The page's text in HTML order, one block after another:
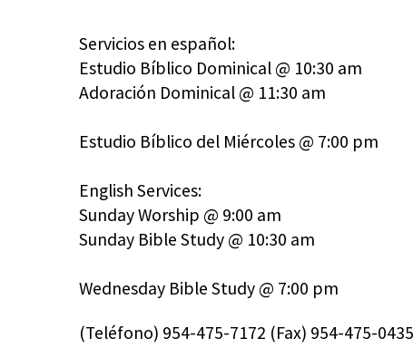
Servicios en español:
Estudio Bíblico Dominical @ 10:30 am
Adoración Dominical @ 11:30 am
Estudio Bíblico del Miércoles @ 7:00 pm
English Services:
Sunday Worship @ 9:00 am
Sunday Bible Study @ 10:30 am
Wednesday Bible Study @ 7:00 pm
(Teléfono) 954-475-7172 (Fax) 954-475-0435